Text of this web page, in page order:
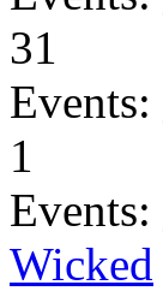
31
Events:
1
Events:
Wicked